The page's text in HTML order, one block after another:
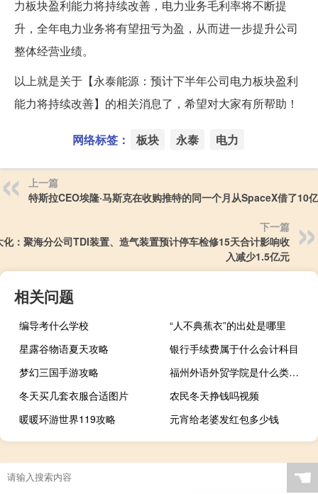
力板块盈利能力将持续改善，电力业务毛利率将不断提
升，全年电力业务将有望扭亏为盈，从而进一步提升公司
整体经营业绩。
以上就是关于【永泰能源：预计下半年公司电力板块盈利
能力将持续改善】的相关消息了，希望对大家有所帮助！
网络标签： 板块 永泰 电力
上一篇
特斯拉CEO埃隆·马斯克在收购推特的同一个月从SpaceX借了10
下一篇
化：聚海分公司TDI装置、造气装置预计停车检修15天合计影响收
入减少1.5亿元
相关问题
编导考什么学校
“人不典蕉衣”的出处是哪里
星露谷物语夏天攻略
银行手续费属于什么会计科目
梦幻三国手游攻略
福州外语外贸学院是什么类别的学校
冬天买几套衣服合适图片
农民冬天挣钱吗视频
暖暖环游世界119攻略
元宵给老婆发红包多少钱
☚